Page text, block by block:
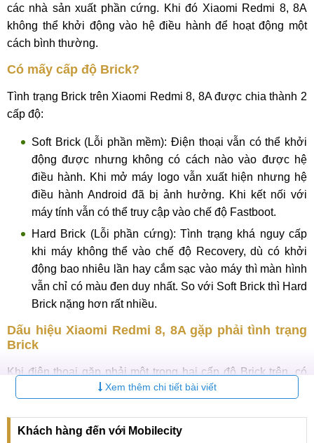
các nhà sản xuất phần cứng. Khi đó Xiaomi Redmi 8, 8A
không thể khởi động vào hệ điều hành để hoạt động một
cách bình thường.
Có mấy cấp độ Brick?
Tình trạng Brick trên Xiaomi Redmi 8, 8A được chia thành 2
cấp độ:
Soft Brick (Lỗi phần mềm): Điện thoại vẫn có thể khởi
động được nhưng không có cách nào vào được hệ
điều hành. Khi mở máy logo vẫn xuất hiện nhưng hệ
điều hành Android đã bị ảnh hưởng. Khi kết nối với
máy tính vẫn có thể truy cập vào chế độ Fastboot.
Hard Brick (Lỗi phần cứng): Tình trạng khá nguy cấp
khi máy không thể vào chế độ Recovery, dù có khởi
động bao nhiêu lần hay cắm sạc vào máy thì màn hình
vẫn chỉ có màu đen duy nhất. So với Soft Brick thì Hard
Brick nặng hơn rất nhiều.
Dấu hiệu Xiaomi Redmi 8, 8A gặp phải tình trạng
Brick
Khi điện thoại gặp phải một trong hai cấp độ Brick trên, có
thể quan sát thấy một số biểu hiện chính như sau:
Khởi động máy lên và hiện logo Redmi là lại khởi động
lại.
Xem thêm chi tiết bài viết
Khách hàng đến với Mobilecity